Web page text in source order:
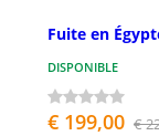
Fuite en
DISPONIBLE
€ 199,00 €